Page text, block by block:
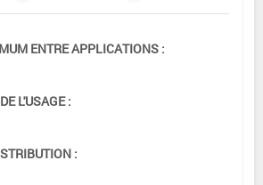
ENTRE APPLICATIONS :
L'USAGE :
: